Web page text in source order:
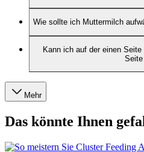
Wie sollte ich Muttermilch
Kann ich auf der einen
Mehr
Das könnte Ihnen